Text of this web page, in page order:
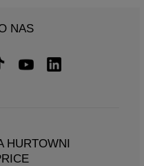
NAS
HURTOWNI